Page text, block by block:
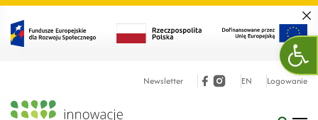
Newsletter EN Logowanie